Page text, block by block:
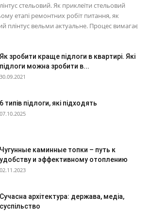
стельовий. Як приклеїти стельовий
етапі ремонтних робіт питання, як
плінтус вельми актуальне. Процес вимагає
Як зробити краще підлоги в квартирі. Які
підлоги можна зробити в...
30.09.2021
6 типів підлоги, які підходять
07.10.2025
Чугунные каминные топки – путь к
удобству и эффективному отоплению
02.11.2023
Сучасна архітектура: держава, медіа,
суспільство